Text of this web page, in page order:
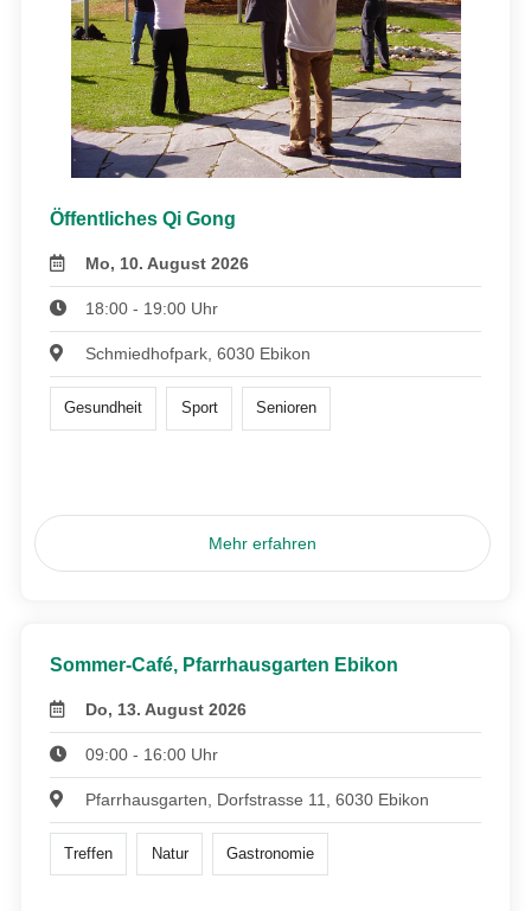
Öffentliches Qi Gong
Mo, 10. August 2026
18:00 - 19:00 Uhr
Schmiedhofpark, 6030 Ebikon
Gesundheit Sport Senioren
Mehr erfahren
Sommer-Café, Pfarrhausgarten Ebikon
Do, 13. August 2026
09:00 - 16:00 Uhr
Pfarrhausgarten, Dorfstrasse 11, 6030 Ebikon
Treffen Natur Gastronomie